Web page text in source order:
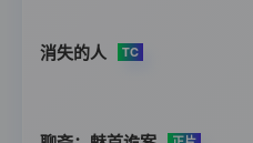
消失的人 TC